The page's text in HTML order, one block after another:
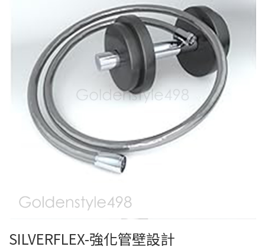
SILVERFLEX-強化管壁設計